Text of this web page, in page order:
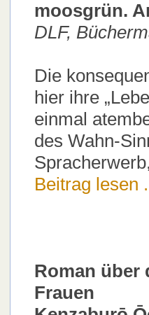
moosgrün.
DLF,
Die
hier ihre
einmal
des Wahn-
Beitrag lesen
Roman über
Frauen